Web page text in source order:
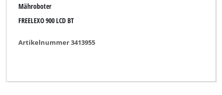
Mähroboter
FREELEXO 900 LCD BT
Artikelnummer 3413955